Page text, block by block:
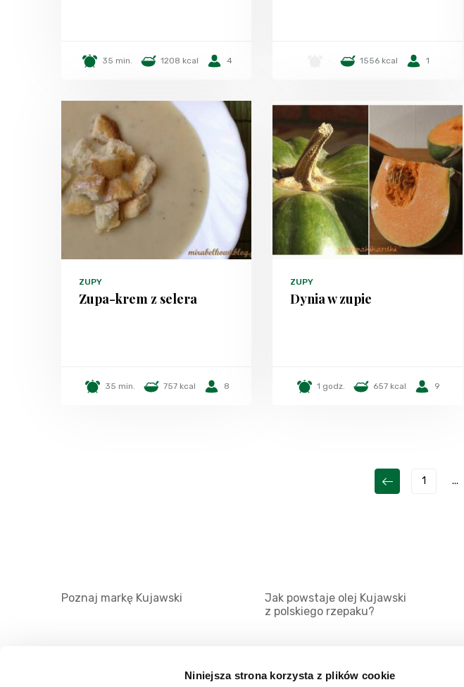
Niniejsza strona korzysta z plików cookie
35 min. 1208 kcal 4 1556 kcal 1
ZUPY
Zupa-krem z selera
35 min. 757 kcal 8
ZUPY
Dynia w zupie
1 godz. 657 kcal 9
1 ...
Poznaj markę Kujawski
Jak powstaje olej Kujawski
z polskiego rzepaku?